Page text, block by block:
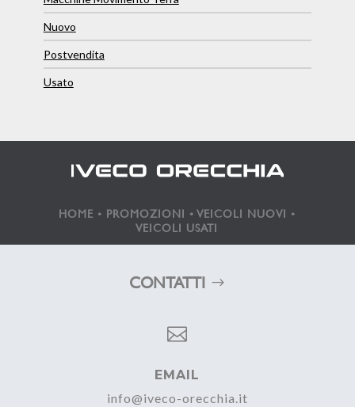
Nuovo
Postvendita
Usato
HOME • PROMOZIONI •VEICOLI NUOVI •
VEICOLI USATI
CONTATTI

EMAIL
info@iveco-orecchia.it